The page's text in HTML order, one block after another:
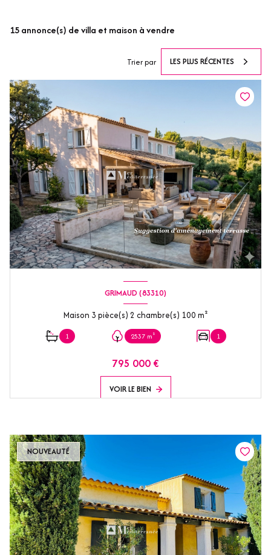
15annonce(s) de villa et maison à vendre
Trier par LES PLUS RÉCENTES
GRIMAUD (83310)
Maison 3 pièce(s) 2 chambre(s) 100 m²
1 2537 m² 1
795 000 €
VOIR LE BIEN
NOUVEAUTÉ